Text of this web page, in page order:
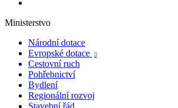
Ministerstvo
Národní dotace
Evropské dotace

Cestovní ruch
Pohřebnictví
Bydlení
Regionální rozvoj
Stavební řád